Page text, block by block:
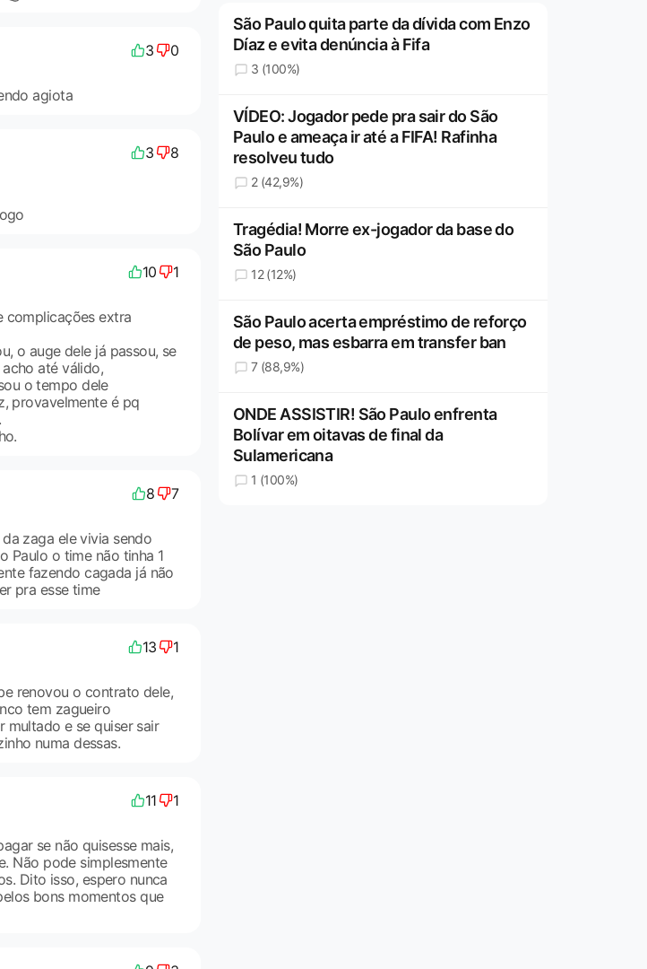
3 0
agiota
3 8
10 1
complicações extra
o auge dele já passou, se
até válido,
o tempo dele
provavelmente é pq
8 7
zaga ele vivia sendo
Paulo o time não tinha 1
fazendo cagada já não
pra esse time
13 1
renovou o contrato dele,
tem zagueiro
multado e se quiser sair
numa dessas.
11 1
se não quisesse mais,
Não pode simplesmente
Dito isso, espero nunca
bons momentos que
São Paulo quita parte da dívida com Enzo
Díaz e evita denúncia à Fifa
3 (100%)
VÍDEO: Jogador pede pra sair do São
Paulo e ameaça ir até a FIFA! Rafinha
resolveu tudo
2 (42,9%)
Tragédia! Morre ex-jogador da base do
São Paulo
12 (12%)
São Paulo acerta empréstimo de reforço
de peso, mas esbarra em transfer ban
7 (88,9%)
ONDE ASSISTIR! São Paulo enfrenta
Bolívar em oitavas de final da
Sulamericana
1 (100%)